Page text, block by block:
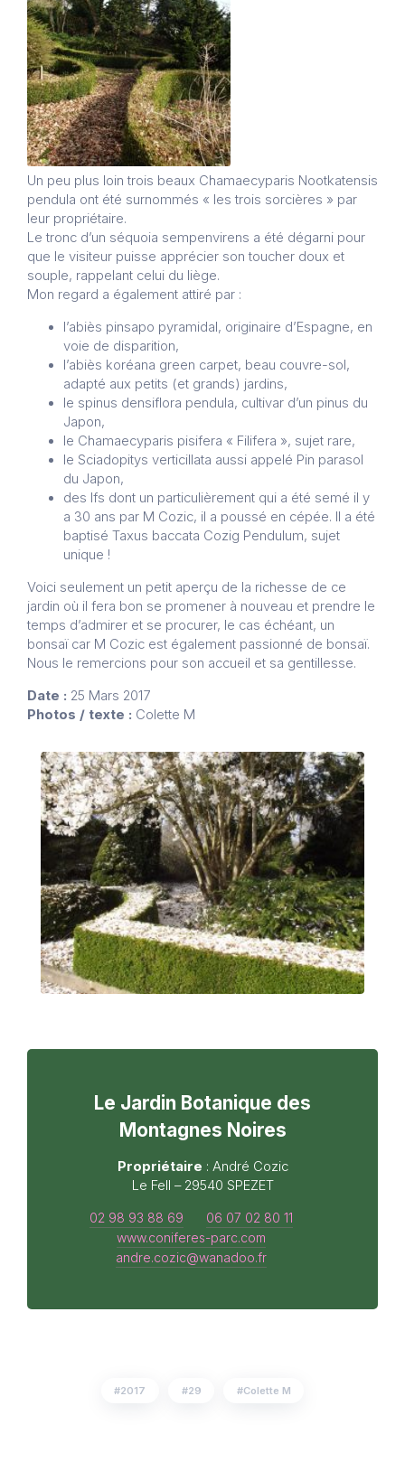
Un peu plus loin trois beaux Chamaecyparis Nootkatensis
pendula ont été surnommés « les trois sorcières » par
leur propriétaire.
Le tronc d’un séquoia sempenvirens a été dégarni pour
que le visiteur puisse apprécier son toucher doux et
souple, rappelant celui du liège.
Mon regard a également attiré par :
l’abiès pinsapo pyramidal, originaire d’Espagne, en
voie de disparition,
l’abiès koréana green carpet, beau couvre-sol,
adapté aux petits (et grands) jardins,
le spinus densiflora pendula, cultivar d’un pinus du
Japon,
le Chamaecyparis pisifera « Filifera », sujet rare,
le Sciadopitys verticillata aussi appelé Pin parasol
du Japon,
des Ifs dont un particulièrement qui a été semé il y
a 30 ans par M Cozic, il a poussé en cépée. Il a été
baptisé Taxus baccata Cozig Pendulum, sujet
unique !
Voici seulement un petit aperçu de la richesse de ce
jardin où il fera bon se promener à nouveau et prendre le
temps d’admirer et se procurer, le cas échéant, un
bonsaï car M Cozic est également passionné de bonsaï.
Nous le remercions pour son accueil et sa gentillesse.
Date : 25 Mars 2017
Photos / texte : Colette M
Le Jardin Botanique des
Montagnes Noires
Propriétaire : André Cozic
Le Fell – 29540 SPEZET
02 98 93 88 69
06 07 02 80 11
www.coniferes-parc.com
andre.cozic@wanadoo.fr
2017 29 Colette M